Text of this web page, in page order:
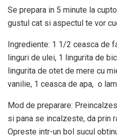
Se prepara in 5 minute la
gustul cat si aspectul te vor
Ingrediente: 1 1/2 ceasca de
linguri de ulei, 1 lingurita de
lingurita de otet de mere cu
vanilie, 1 ceasca de apa, o
Mod de preparare:
si pana se incalzeste, da prin
Opreste intr-un bol sucul